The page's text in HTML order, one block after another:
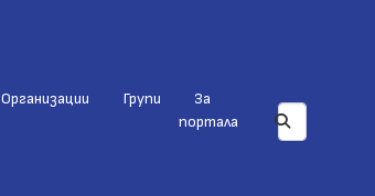
Организации Групи
За
портала